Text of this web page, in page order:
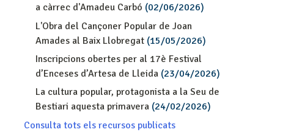
a càrrec d'Amadeu Carbó (02/06/2026)
L'Obra del Cançoner Popular de Joan
Amades al Baix Llobregat(15/05/2026)
Inscripcions obertes per al 17è Festival
d’Enceses d’Artesa de Lleida(23/04/2026)
La cultura popular, protagonista a la Seu de
Bestiari aquesta primavera(24/02/2026)
Consulta tots els recursos publicats